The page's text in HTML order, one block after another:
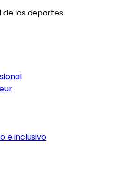
de los deportes.
e inclusivo